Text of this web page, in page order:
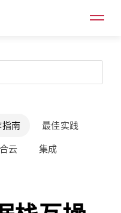
南 最佳实践
云 集成